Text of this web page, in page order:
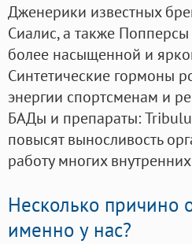
Дженерики известных
Сиалис, а также
более насыщенной и
Синтетические гормоны
энергии спортсменам и
БАДы и препараты:
повысят выносливость
работу многих
Несколько причино
именно у нас?